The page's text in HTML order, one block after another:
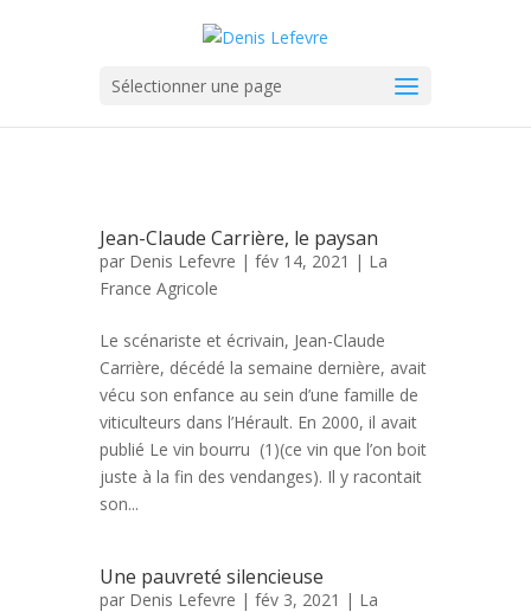
Sélectionner une page
Jean-Claude Carrière, le paysan
par Denis Lefevre | fév 14, 2021 | La
France Agricole
Le scénariste et écrivain, Jean-Claude
Carrière, décédé la semaine dernière, avait
vécu son enfance au sein d’une famille de
viticulteurs dans l’Hérault. En 2000, il avait
publié Le vin bourru (1)(ce vin que l’on boit
juste à la fin des vendanges). Il y racontait
son...
Une pauvreté silencieuse
par Denis Lefevre | fév 3, 2021 | La